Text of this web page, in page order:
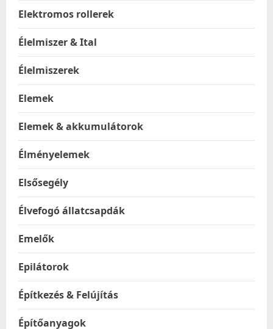
Elektromos rollerek
Élelmiszer & Ital
Élelmiszerek
Elemek
Elemek & akkumulátorok
Élményelemek
Elsősegély
Élvefogó állatcsapdák
Emelők
Epilátorok
Építkezés & Felújítás
Építőanyagok